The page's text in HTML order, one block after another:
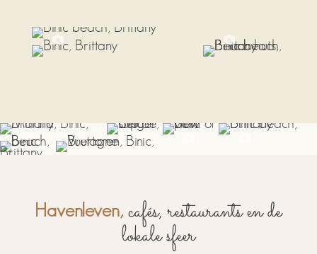
Havenleven,cafés, restaurants en de
lokale sfeer